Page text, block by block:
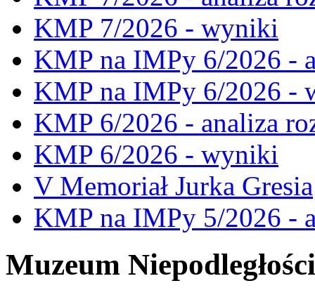
KMP 7/2026 - wyniki
KMP na IMPy 6/2026 -
KMP na IMPy 6/2026 -
KMP 6/2026 - analiza
KMP 6/2026 - wyniki
V Memoriał Jurka Gresia
KMP na IMPy 5/2026 -
Muzeum Niepodległości